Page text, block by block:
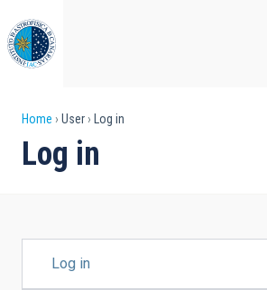
to
main
content
Breadcrumb
Home User Log in
Log in
TABSLog in